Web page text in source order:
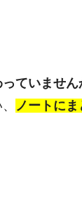
ていません
ノートに